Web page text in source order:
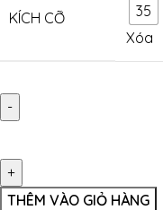
KÍCH CỠ 35
Xóa
THÊM VÀO GIỎ HÀNG